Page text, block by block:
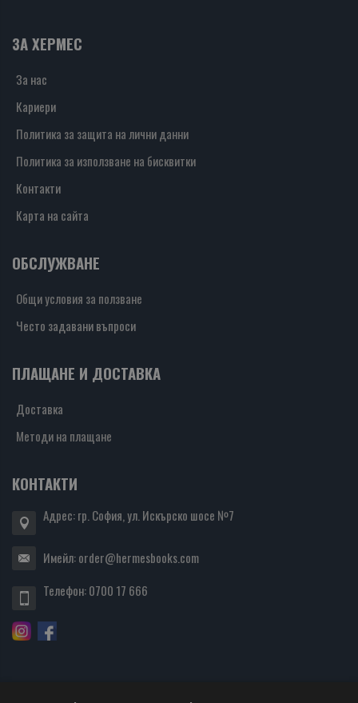
ЗА ХЕРМЕС
За нас
Кариери
Политика за защита на лични данни
Политика за използване на бисквитки
Контакти
Карта на сайта
ОБСЛУЖВАНЕ
Общи условия за ползване
Често задавани въпроси
ПЛАЩАНЕ И ДОСТАВКА
Доставка
Методи на плащане
КОНТАКТИ
Адрес: гр. София, ул. Искърско шосе №7
Имейл:order@hermesbooks.com
Телефон:0700 17 666